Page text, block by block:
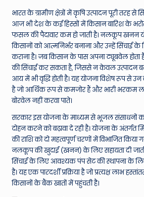
s
A
ro
u
n
d
T
h
e
W
o
rl
भारत के ग्रामीण क्षेत्रों में कृषि उत्पादन पूरी तरह से
आज भी देश के कई हिस्सों में किसान बारिश के
फसल की पैदावार कम हो जाती है। नलकूप खनन
किसानों को आत्मनिर्भर बनाना और उन्हें सिंचाई
कराना है। जब किसान के पास अपना ट्यूबवेल
की सिंचाई कर सकता है, जिससे न केवल उत्पादन
आय में भी वृद्धि होती है। यह योजना विशेष रूप से उन
है जो आर्थिक रूप से कमजोर हैं और भारी भरकम
बोरवेल नहीं करवा पाते।
सरकार इस योजना के माध्यम से भूजल संसाधनों
दोहन करने को बढ़ावा दे रही है। योजना के
की राशि को दो महत्वपूर्ण चरणों में विभाजित
नलकूप की खुदाई (खनन) के लिए सहायता दी
सिंचाई के लिए आवश्यक पंप सेट की स्थापना के लिए
है। यह एक पारदर्शी प्रक्रिया है जो प्रत्यक्ष लाभ
किसानों के बैंक खातों में पहुंचती है।